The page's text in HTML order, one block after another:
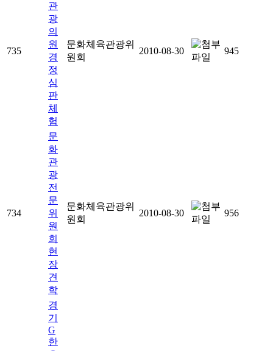
735
관
광
의
원
경
정
심
판
체
험
문화체육관광위
원회
2010-08-30 945
734
문
화
관
광
전
문
위
원
회
현
장
견
학
문화체육관광위
원회
2010-08-30 956
경
기
G
한